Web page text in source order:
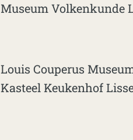
Museum Volkenkunde
Louis Couperus
Kasteel Keukenhof